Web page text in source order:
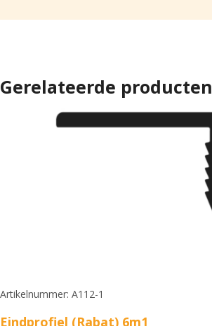
Gerelateerde producten
Artikelnummer: A112-1
Eindprofiel (Rabat) 6m1